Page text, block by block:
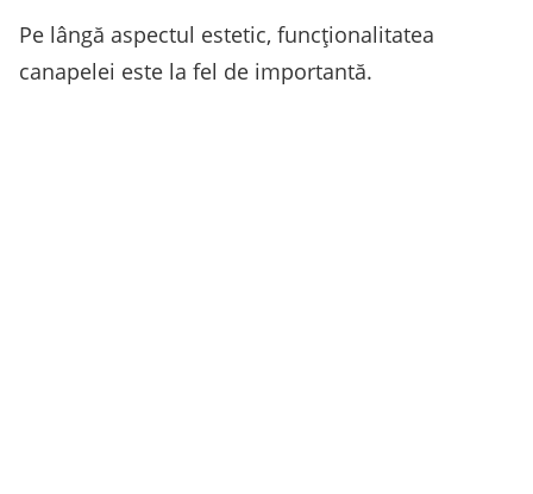
Pe lângă aspectul estetic, funcționalitatea
canapelei este la fel de importantă.